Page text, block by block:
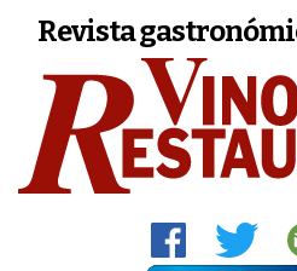
Revista